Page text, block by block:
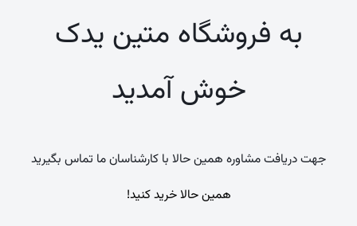
به فروشگاه متین یدک
خوش آمدید
جهت دریافت مشاوره همین حالا با کارشناسان ما تماس بگیرید
همین حالا خرید کنید!